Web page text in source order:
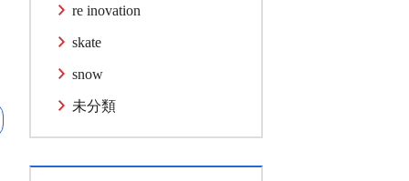
re inovation
skate
snow
未分類